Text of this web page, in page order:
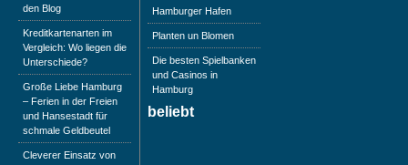
den Blog
Kreditkartenarten im
Vergleich: Wo liegen die
Unterschiede?
Große Liebe Hamburg
– Ferien in der Freien
und Hansestadt für
schmale Geldbeutel
Cleverer Einsatz von
Hamburger Hafen
Planten un Blomen
Die besten Spielbanken
und Casinos in
Hamburg
beliebt